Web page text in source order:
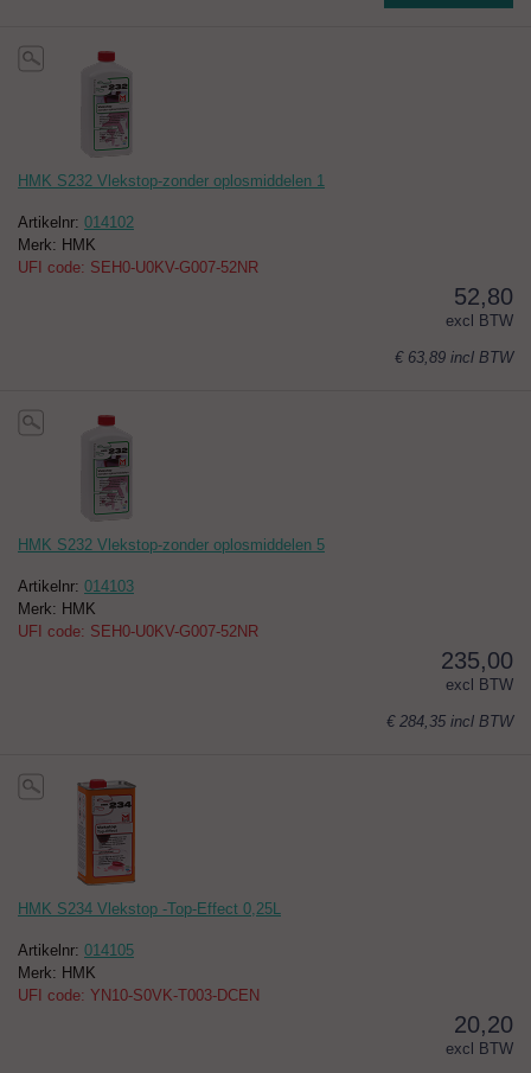
HMK S232 Vlekstop-zonder oplosmiddelen 1
Artikelnr: 014102
Merk: HMK
UFI code: SEH0-U0KV-G007-52NR
52,80
excl BTW
€ 63,89 incl BTW
HMK S232 Vlekstop-zonder oplosmiddelen 5
Artikelnr: 014103
Merk: HMK
UFI code: SEH0-U0KV-G007-52NR
235,00
excl BTW
€ 284,35 incl BTW
HMK S234 Vlekstop -Top-Effect 0,25L
Artikelnr: 014105
Merk: HMK
UFI code: YN10-S0VK-T003-DCEN
20,20
excl BTW